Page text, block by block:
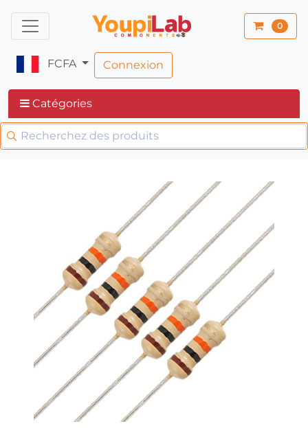
0
FCFA Connexion
Catégories